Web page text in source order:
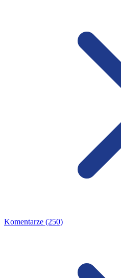
Komentarze (250)